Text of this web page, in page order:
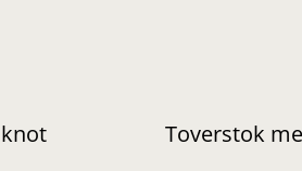
Toverstok